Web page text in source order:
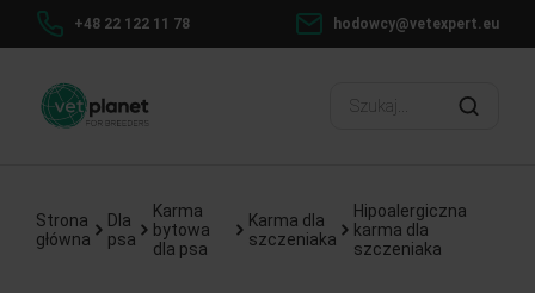
+48 22 122 11 78 hodowcy@vetexpert.eu
Strona
główna
Dla
psa
Karma
bytowa
dla psa
Karma dla
szczeniaka
Hipoalergiczna
karma dla
szczeniaka